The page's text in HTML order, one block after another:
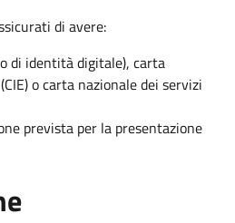
di avere:
di identità digitale), carta
o carta nazionale dei servizi
prevista per la presentazione